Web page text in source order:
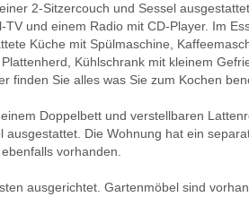
2-Sitzercouch und Sessel
TV und einem Radio mit CD-Player. Im
Küche mit Spülmaschine,
Kühlschrank mit kleinem
finden Sie alles was Sie zum Kochen
Doppelbett und verstellbaren
ausgestattet. Die Wohnung hat ein
vorhanden.
ausgerichtet. Gartenmöbel sind